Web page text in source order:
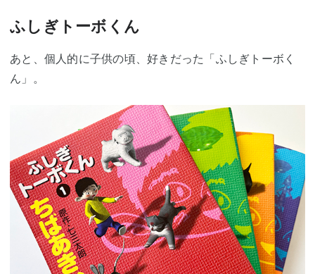
ふしぎトーボくん
あと、個人的に子供の頃、好きだった「ふしぎトーボく
ん」。